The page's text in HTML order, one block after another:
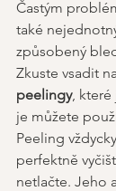
Častým
také
způsobený
Zkuste vsadit
peelingy, které
je můžete
Peeling
perfektně
netlačte. Jeho